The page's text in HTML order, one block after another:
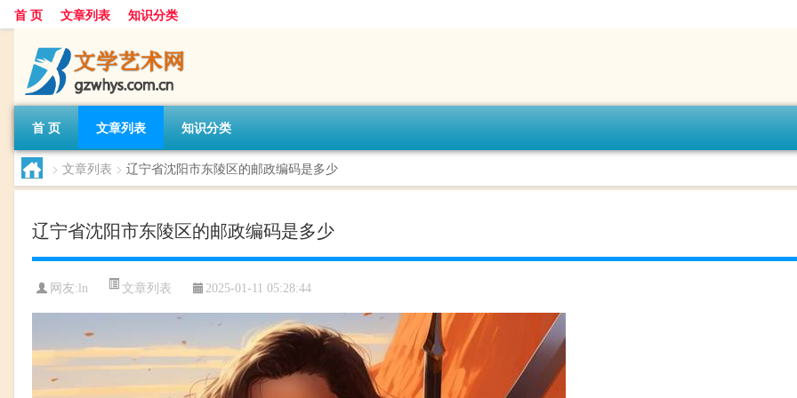
首 页 文章列表 知识分类
首 页 文章列表 知识分类
> 文章列表 > 辽宁省沈阳市东陵区的邮政编码是多少
辽宁省沈阳市东陵区的邮政编码是多少
网友: ln 文章列表 2025-01-11 05:28:44